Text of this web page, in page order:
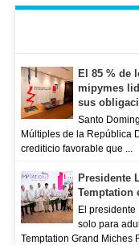
El 85 % de
mipymes
sus
Santo
Múltiples de la República
crediticio favorable que ...
Presidente
Temptation
El
solo para
Temptation Grand Miches